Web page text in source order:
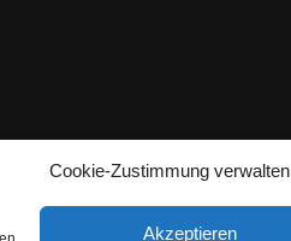
Cookie-Zustimmung verwalten
Akzeptieren